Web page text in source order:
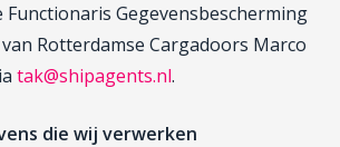
Functionaris Gegevensbescherming
Rotterdamse Cargadoors Marco
tak@shipagents.nl.
die wij verwerken